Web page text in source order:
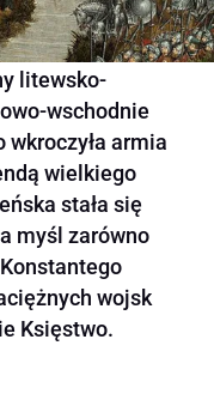
litewsko-
wschodnie
armia
wielkiego
stała się
myśl zarówno
wojsk
Księstwo.